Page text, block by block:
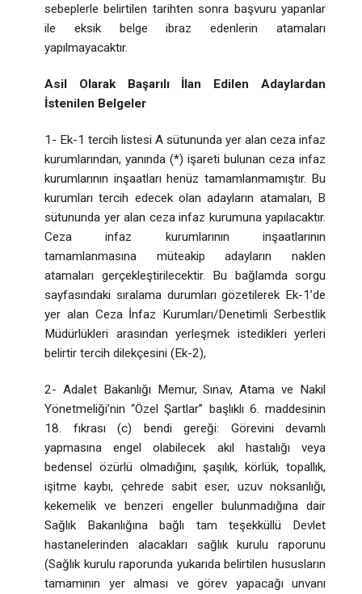
sebeplerle belirtilen tarihten sonra başvuru yapanlar
ile eksik belge ibraz edenlerin atamaları
yapılmayacaktır.
Asil Olarak Başarılı İlan Edilen Adaylardan
İstenilen Belgeler
1- Ek-1 tercih listesi A sütununda yer alan ceza infaz
kurumlarından, yanında (*) işareti bulunan ceza infaz
kurumlarının inşaatları henüz tamamlanmamıştır. Bu
kurumları tercih edecek olan adayların atamaları, B
sütununda yer alan ceza infaz kurumuna yapılacaktır.
Ceza infaz kurumlarının inşaatlarının
tamamlanmasına müteakip adayların naklen
atamaları gerçekleştirilecektir. Bu bağlamda sorgu
sayfasındaki sıralama durumları gözetilerek Ek-1’de
yer alan Ceza İnfaz Kurumları/Denetimli Serbestlik
Müdürlükleri arasından yerleşmek istedikleri yerleri
belirtir tercih dilekçesini (Ek-2),
2- Adalet Bakanlığı Memur, Sınav, Atama ve Nakil
Yönetmeliği’nin “Özel Şartlar” başlıklı 6. maddesinin
18. fıkrası (c) bendi gereği: Görevini devamlı
yapmasına engel olabilecek akıl hastalığı veya
bedensel özürlü olmadığını, şaşılık, körlük, topallık,
işitme kaybı, çehrede sabit eser, uzuv noksanlığı,
kekemelik ve benzeri engeller bulunmadığına dair
Sağlık Bakanlığına bağlı tam teşekküllü Devlet
hastanelerinden alacakları sağlık kurulu raporunu
(Sağlık kurulu raporunda yukarıda belirtilen hususların
tamamının yer alması ve görev yapacağı unvanı